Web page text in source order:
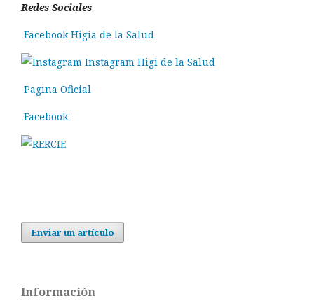
Redes Sociales
Facebook Higia de la Salud
Instagram Higi de la Salud
Pagina Oficial
Facebook
Enviar un artículo
Información